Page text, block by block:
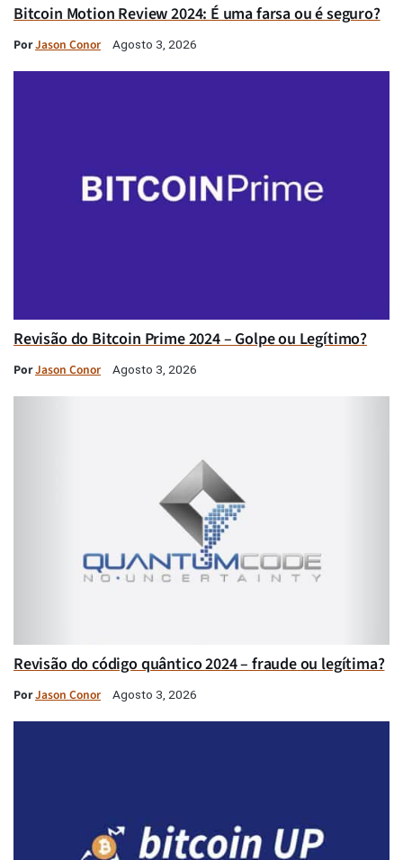
Bitcoin Motion Review 2024: É uma farsa ou é seguro?
PorJason Conor Agosto 3, 2026
Revisão do Bitcoin Prime 2024 – Golpe ou Legítimo?
PorJason Conor Agosto 3, 2026
Revisão do código quântico 2024 – fraude ou legítima?
PorJason Conor Agosto 3, 2026